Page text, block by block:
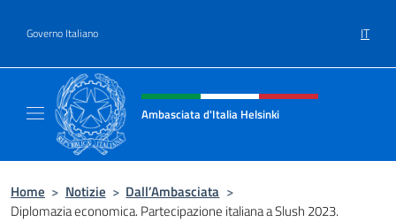
Governo Italiano IT
Intestazione sito, social e menù
Ambasciata d'Italia Helsinki
Home > Notizie > Dall’Ambasciata >
Diplomazia economica. Partecipazione italiana a Slush 2023.